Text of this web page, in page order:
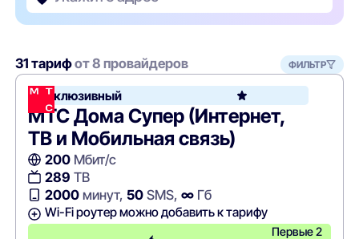
31 тарифот 8 провайдеров ФИЛЬТР
Эксклюзивный
МТС Дома Супер (Интернет,
ТВ и Мобильная связь)
200Мбит/с
289 ТВ
2000минут, 50SMS, ∞Гб
Wi-Fi роутер можно добавить к тарифу
Первые 2